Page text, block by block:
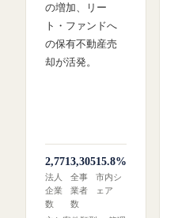
の増加、リー
ト・ファンドへ
の保有不動産売
却が活発。
2,771
法人
企業
数
3,305
全事
業者
数
15.8%
市内シ
ェア